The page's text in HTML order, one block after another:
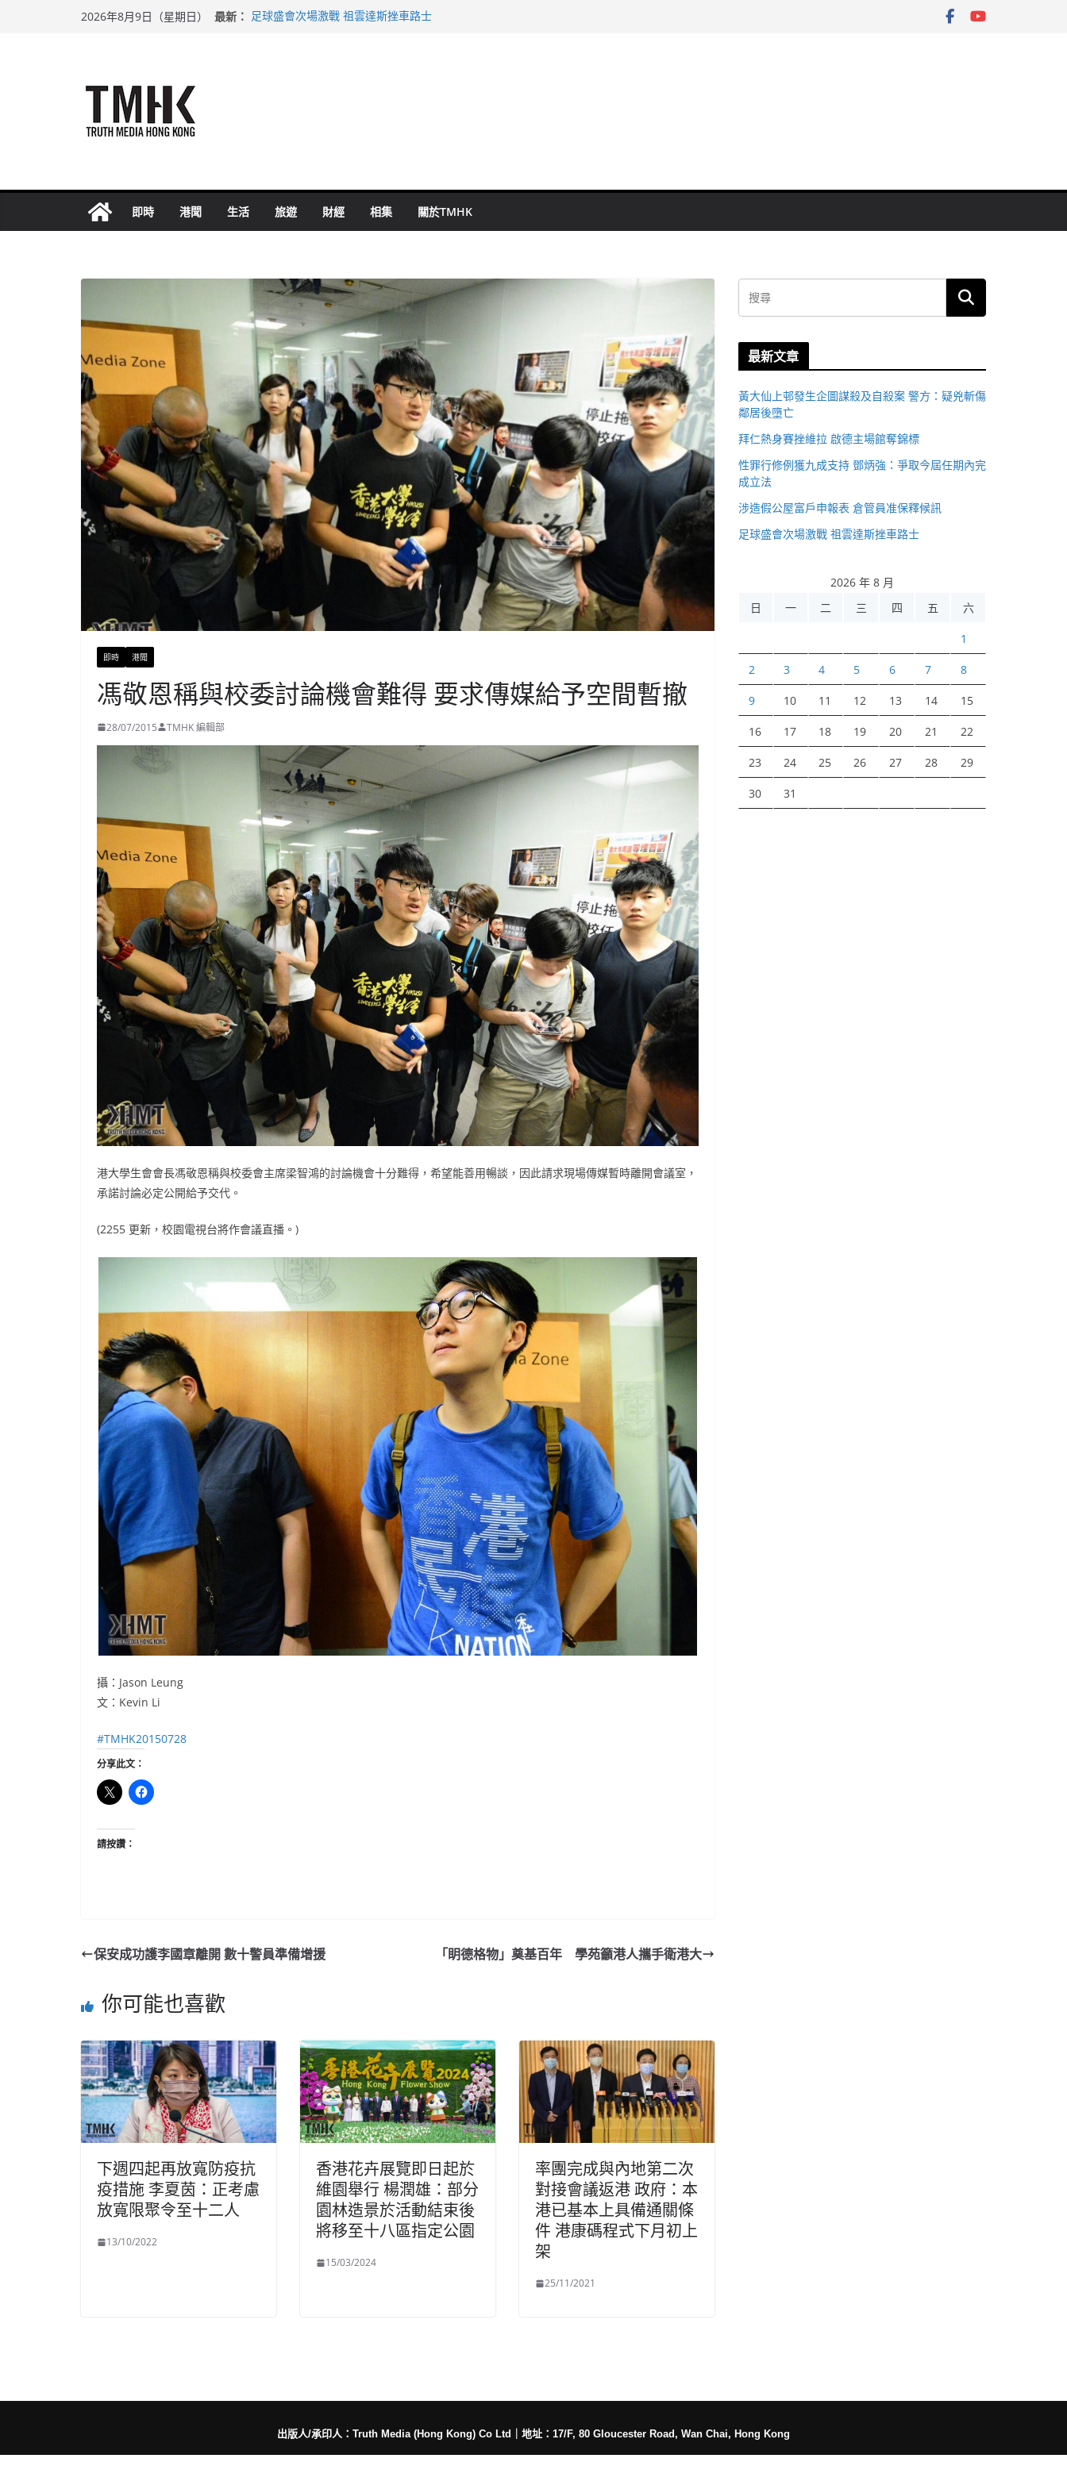
2026年8月9日（星期日） 最新： 足球盛會次場激戰 祖雲達斯挫車路士
即時 港聞 生活 旅遊 財經 相集 關於TMHK
即時 港聞
馮敬恩稱與校委討論機會難得 要求傳媒給予空間暫撤
28/07/2015 TMHK 編輯部
港大學生會會長馮敬恩稱與校委會主席梁智鴻的討論機會十分難得，希望能善用暢談，因此請求現場傳媒暫時離開會議室，
承諾討論必定公開給予交代。
(2255 更新，校園電視台將作會議直播。)
攝：Jason Leung
文：Kevin Li
‪#‎TMHK20150728‬
分享此文：
請按讚：
保安成功護李國章離開 數十警員準備增援 「眀德格物」奠基百年 學苑籲港人攜手衛港大
你可能也喜歡
下週四起再放寬防疫抗
疫措施 李夏茵：正考慮
放寬限聚令至十二人
13/10/2022
香港花卉展覽即日起於
維園舉行 楊潤雄：部分
園林造景於活動結束後
將移至十八區指定公園
15/03/2024
率團完成與內地第二次
對接會議返港 政府：本
港已基本上具備通關條
件 港康碼程式下月初上
架
25/11/2021
最新文章
黃大仙上邨發生企圖謀殺及自殺案 警方：疑兇斬傷
鄰居後墮亡
拜仁熱身賽挫維拉 啟德主場館奪錦標
性罪行修例獲九成支持 鄧炳強：爭取今屆任期內完
成立法
涉造假公屋富戶申報表 倉管員准保釋候訊
足球盛會次場激戰 祖雲達斯挫車路士
2026 年 8 月
日
一 二 三 四 五 六
1
2 3 4 5 6 7 8
9 10 11 12 13 14 15
16 17 18 19 20 21 22
23 24 25 26 27 28 29
30 31
出版人/承印人：Truth Media (Hong Kong) Co Ltd 地址：17/F, 80 Gloucester Road, Wan Chai, Hong Kong